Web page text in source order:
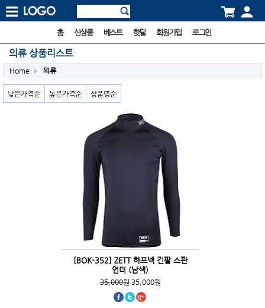
홈 신상품 베스트 핫딜 회원가입 로그인
의류 상품리스트
Home 의류
낮은가격순 높은가격순 상품명순
[BOK-352] ZETT 하프넥 긴팔 스판
언더 (남색)
35,000원35,000원